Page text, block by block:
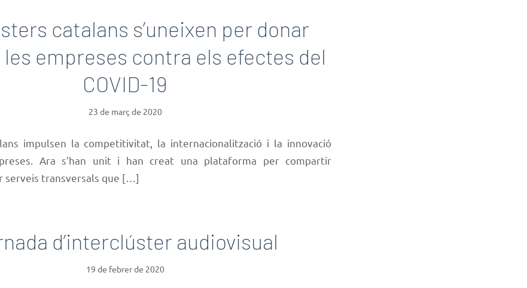
catalans s’uneixen per donar
empreses contra els efectes del
COVID-19
23 de març de 2020
impulsen la competitivitat, la internacionalització i la innovació
Ara s’han unit i han creat una plataforma per compartir
serveis transversals que […]
d’interclúster audiovisual
19 de febrer de 2020